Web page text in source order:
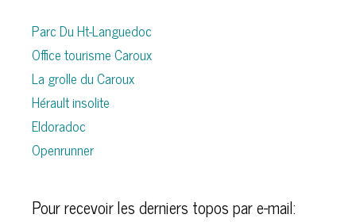
Parc Du Ht-Languedoc
Office tourisme Caroux
La grolle du Caroux
Hérault insolite
Eldoradoc
Openrunner
Pour recevoir les derniers topos par e-mail: